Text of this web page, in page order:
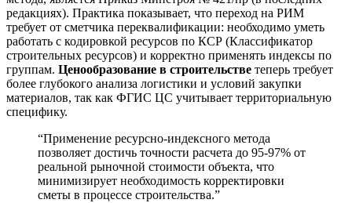
редакциях). Практика показывает, что переход на РИМ
требует от сметчика переквалификации: необходимо уметь
работать с кодировкой ресурсов по КСР (Классификатор
строительных ресурсов) и корректно применять индексы по
группам. Ценообразование в строительстве теперь требует
более глубокого анализа логистики и условий закупки
материалов, так как ФГИС ЦС учитывает территориальную
специфику.
“Применение ресурсно-индексного метода
позволяет достичь точности расчета до 95-97% от
реальной рыночной стоимости объекта, что
минимизирует необходимость корректировки
сметы в процессе строительства.”